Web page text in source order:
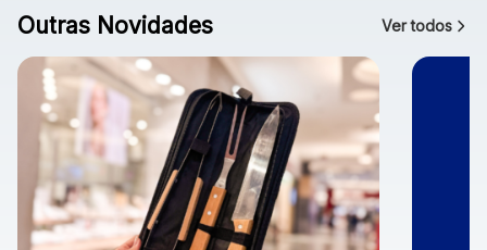
Outras Novidades Ver todos